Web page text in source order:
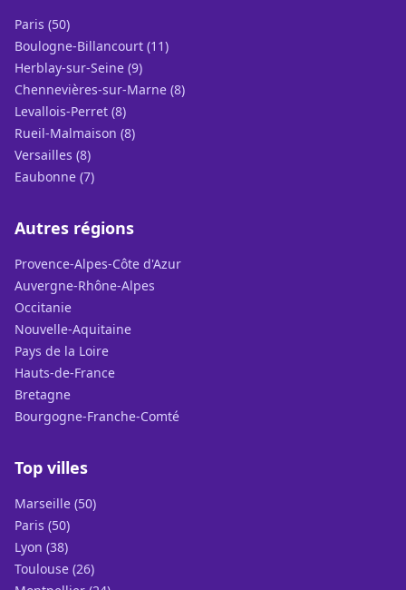
Paris (50)
Boulogne-Billancourt (11)
Herblay-sur-Seine (9)
Chennevières-sur-Marne (8)
Levallois-Perret (8)
Rueil-Malmaison (8)
Versailles (8)
Eaubonne (7)
Autres régions
Provence-Alpes-Côte d'Azur
Auvergne-Rhône-Alpes
Occitanie
Nouvelle-Aquitaine
Pays de la Loire
Hauts-de-France
Bretagne
Bourgogne-Franche-Comté
Top villes
Marseille (50)
Paris (50)
Lyon (38)
Toulouse (26)